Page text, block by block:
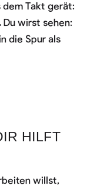
dem Takt gerät:
Du wirst sehen:
die Spur als
HILFT
willst,